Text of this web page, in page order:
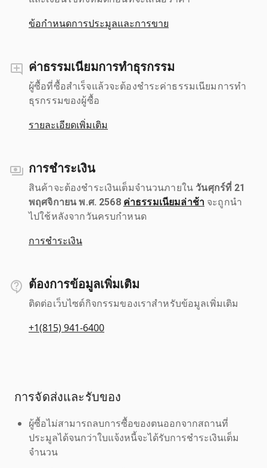
ข้อกำหนดการประมูลและการขาย
ค่าธรรมเนียมการทำธุรกรรม
ผู้ซื้อที่ซื้อสำเร็จแล้วจะต้องชำระค่าธรรมเนียมการทำ
ธุรกรรมของผู้ซื้อ
รายละเอียดเพิ่มเติม
การชำระเงิน
สินค้าจะต้องชำระเงินเต็มจำนวนภายใน วันศุกร์ที่ 21
พฤศจิกายน พ.ศ. 2568 ค่าธรรมเนียมล่าช้าจะถูกนำ
ไปใช้หลังจากวันครบกำหนด
การชำระเงิน
ต้องการข้อมูลเพิ่มเติม
ติดต่อเว็บไซต์กิจกรรมของเราสำหรับข้อมูลเพิ่มเติม
+1(815) 941-6400
การจัดส่งและรับของ
ผู้ซื้อไม่สามารถลบการซื้อของตนออกจากสถานที่
ประมูลได้จนกว่าใบแจ้งหนี้จะได้รับการชำระเงินเต็ม
จำนวน